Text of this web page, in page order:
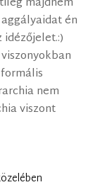
én
idézőjelet.:)
nem
viszont